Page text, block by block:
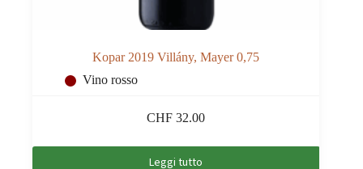
Kopar 2019 Villány, Mayer 0,75
Vino rosso
CHF 32.00
Leggi tutto